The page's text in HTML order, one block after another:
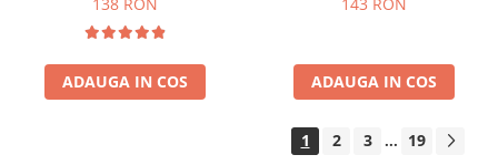
ADAUGA IN COS ADAUGA IN COS
1 2 3 ... 19